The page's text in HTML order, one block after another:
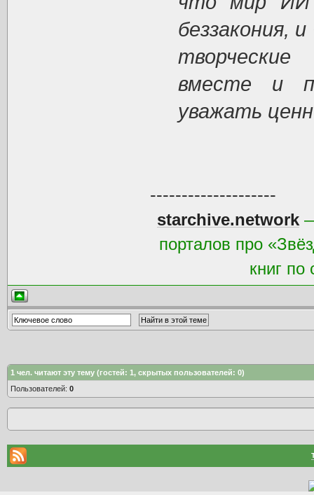
беззакония,
вместе и
уважать
--------------------
starchive.network
порталов про
книг по
1 чел. читают эту тему (гостей: 1, скрытых пользователей: 0)
Пользователей: 0